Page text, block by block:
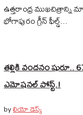
ఉత్తరాంధ్ర
భోగాపురం గ్రీన్ ఫీల్డ్...
తల్లికి వందనం షురూ..
ఎమోషనల్ పోస్ట్‌.!
byలియో డెస్క్